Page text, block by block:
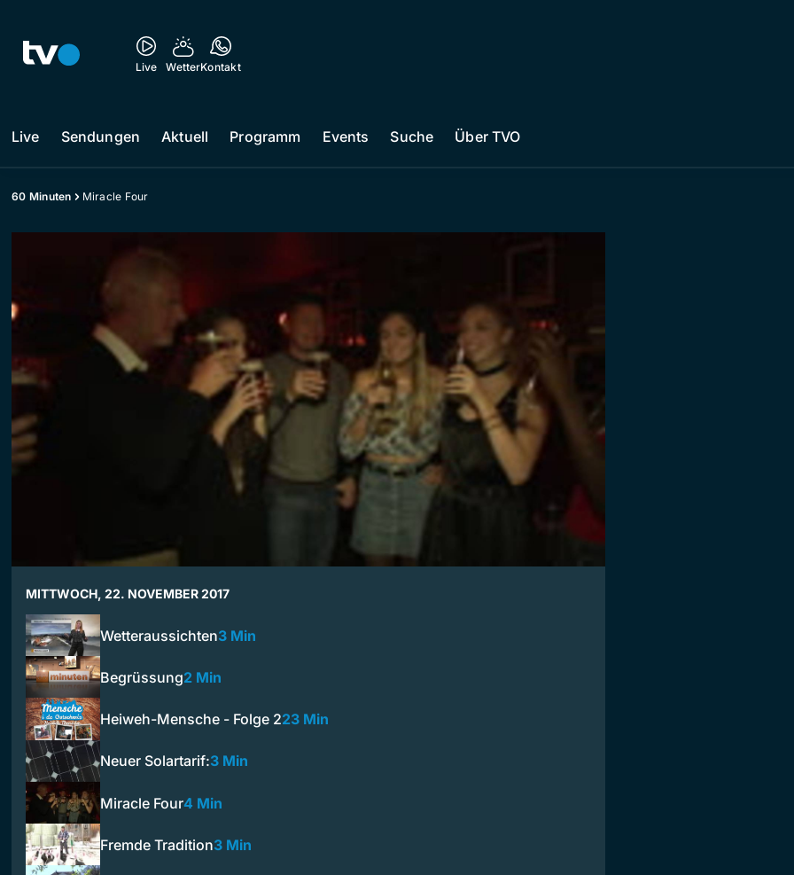
Live WetterKontakt
Live Sendungen Aktuell Programm Events Suche Über TVO
60 Minuten Miracle Four
MITTWOCH, 22. NOVEMBER 2017
Wetteraussichten3 Min
Begrüssung2 Min
Heiweh-Mensche - Folge 223 Min
Neuer Solartarif:3 Min
Miracle Four4 Min
Fremde Tradition3 Min